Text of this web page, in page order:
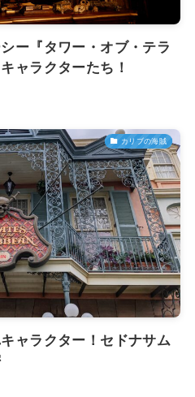
ー『タワー・オブ・テラ
ャラクターたち！
カリブの海賊
ャラクター！セドナサム